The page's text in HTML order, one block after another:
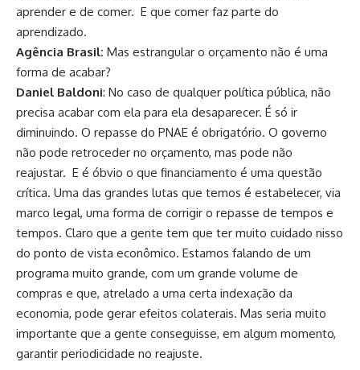
aprender e de comer. E que comer faz parte do
aprendizado.
Agência Brasil: Mas estrangular o orçamento não é uma
forma de acabar?
Daniel Baldoni: No caso de qualquer política pública, não
precisa acabar com ela para ela desaparecer. É só ir
diminuindo. O repasse do PNAE é obrigatório. O governo
não pode retroceder no orçamento, mas pode não
reajustar. E é óbvio o que financiamento é uma questão
crítica. Uma das grandes lutas que temos é estabelecer, via
marco legal, uma forma de corrigir o repasse de tempos e
tempos. Claro que a gente tem que ter muito cuidado nisso
do ponto de vista econômico. Estamos falando de um
programa muito grande, com um grande volume de
compras e que, atrelado a uma certa indexação da
economia, pode gerar efeitos colaterais. Mas seria muito
importante que a gente conseguisse, em algum momento,
garantir periodicidade no reajuste.